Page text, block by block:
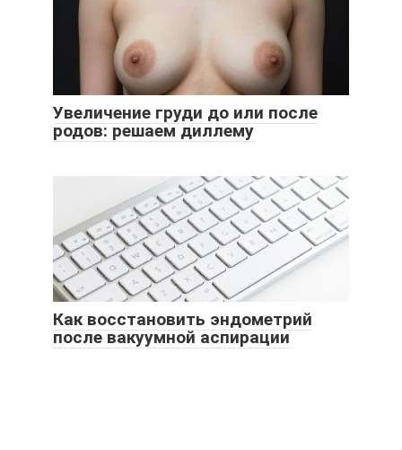
Увеличение груди до или после
родов: решаем диллему
Как восстановить эндометрий
после вакуумной аспирации